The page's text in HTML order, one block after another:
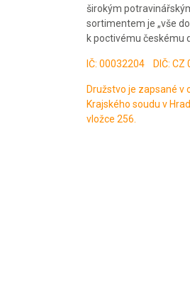
širokým
sortimentem je „vše
k poctivému českému
IČ: 00032204 DIČ:
Družstvo je zapsané v
Krajského soudu v
vložce 256.